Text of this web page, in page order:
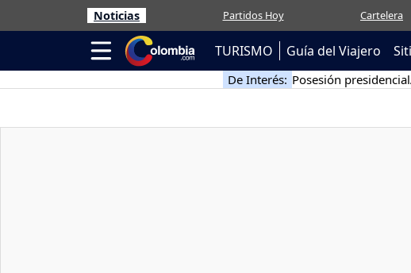
Noticias Partidos Hoy Cartelera
TURISMO Guía del Viajero
De Interés: Posesión presidencial